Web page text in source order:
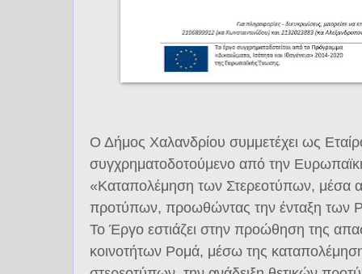
Ο Δήμος Χαλανδρίου συμμετέχει ως
συγχρηματοδοτούμενο από την
«Καταπολέμηση των Στερεοτύπων, μέσα
προτύπων, προωθώντας την ένταξη των
Το Έργο εστιάζει στην προώθηση της
κοινοτήτων Ρομά, μέσω της